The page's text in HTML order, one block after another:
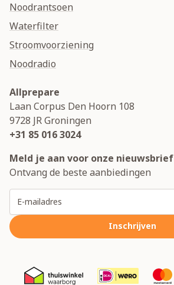
Noodrantsoen
Waterfilter
Stroomvoorziening
Noodradio
Allprepare
Laan Corpus Den Hoorn 108
9728 JRGroningen
+31 85 016 3024
Meld je aan voor onze nieuwsbrief
Ontvang de beste aanbiedingen
Inschrijven